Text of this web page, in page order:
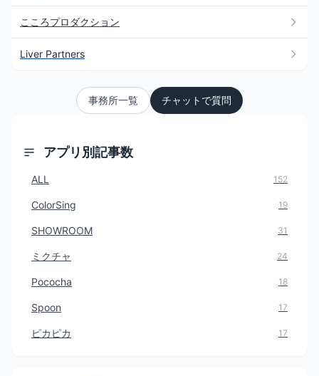
こころプロダクション
Liver Partners
事務所一覧 チャットで質問
アプリ別記事数
ALL 152
ColorSing 19
SHOWROOM 31
ミクチャ 24
Pococha 18
Spoon 17
ピカピカ 17